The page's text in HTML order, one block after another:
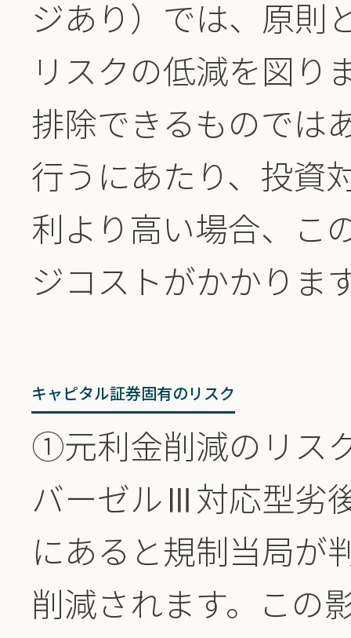
ジあり）では、原則
リスクの低減を図り
排除できるものでは
行うにあたり、投資
利より高い場合、こ
ジコストがかかりま
キャピタル証券固有のリスク
①元利金削減のリス
バーゼルⅢ対応型劣
にあると規制当局が
削減されます。この